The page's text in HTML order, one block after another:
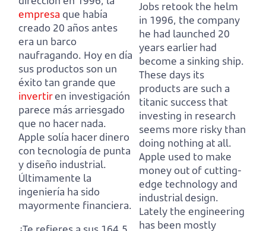
empresa que había
creado 20 años antes
era un barco
naufragando. Hoy en día
sus productos son un
éxito tan grande que
invertiren investigación
parece más arriesgado
que no hacer nada.
Apple solía hacer dinero
con tecnología de punta
y diseño industrial.
Últimamente la
ingeniería ha sido
mayormente financiera.
Jobs retook the helm
in 1996, the company
he had launched 20
years earlier had
become a sinking ship.
These days its
products are such a
titanic success that
investing in research
seems more risky than
doing nothing at all.
Apple used to make
money out of cutting-
edge technology and
industrial design.
Lately the engineering
has been mostly